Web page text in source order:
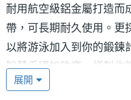
耐用航空級鋁金屬打造而
帶，可長期耐久使用。更
以將游泳加入到你的鍛
智慧手環如珠寶一樣製作
環，同時邊緣設有悅目的
展開